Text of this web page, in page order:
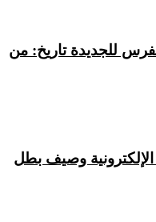
للجديدة تاريخ: من
الإلكترونية وصيف بطل